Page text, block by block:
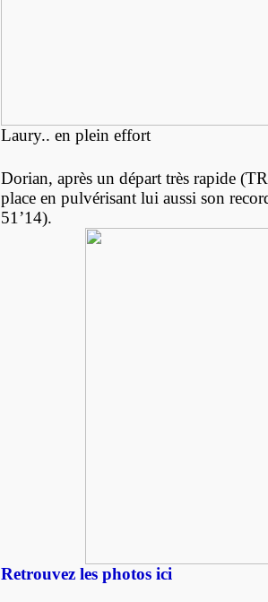
Laury.. en plein effort
Dorian, après un départ très rapide
place en pulvérisant lui aussi son
51’14).
Retrouvez les photos ici